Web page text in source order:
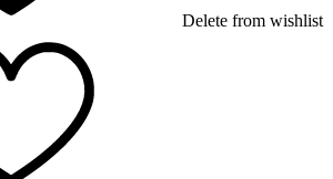
Delete from wishlist